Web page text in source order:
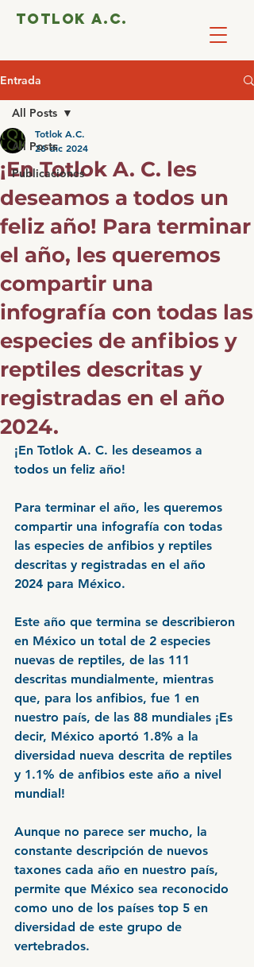
totlok a.c.
Entrada
All Posts
Publicaciones
All Posts
¡En Totlok A. C. les
deseamos a todos un
feliz año! Para terminar
el año, les queremos
compartir una
infografía con todas las
especies de anfibios y
reptiles descritas y
registradas en el año
2024.
Totlok A.C.
26 dic 2024
¡En Totlok A. C. les deseamos a
todos un feliz año!
Para terminar el año, les queremos
compartir una infografía con todas
las especies de anfibios y reptiles
descritas y registradas en el año
2024 para México.
Este año que termina se describieron
en México un total de 2 especies
nuevas de reptiles, de las 111
descritas mundialmente, mientras
que, para los anfibios, fue 1 en
nuestro país, de las 88 mundiales ¡Es
decir, México aportó 1.8% a la
diversidad nueva descrita de reptiles
y 1.1% de anfibios este año a nivel
mundial!
Aunque no parece ser mucho, la
constante descripción de nuevos
taxones cada año en nuestro país,
permite que México sea reconocido
como uno de los países top 5 en
diversidad de este grupo de
vertebrados.